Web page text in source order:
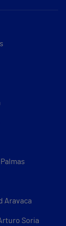
Aravaca
Soria